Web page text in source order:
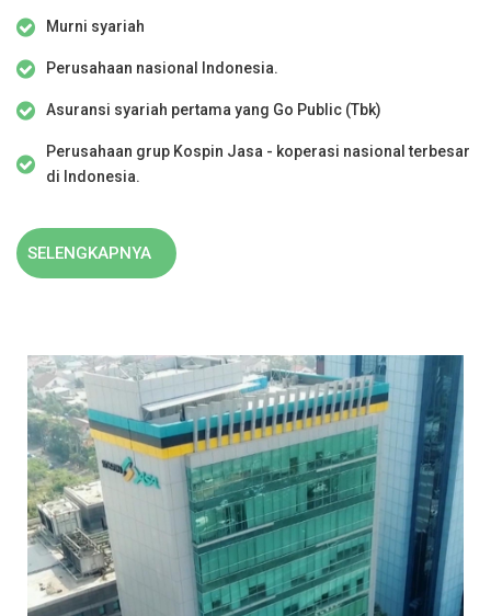
Murni syariah
Perusahaan nasional Indonesia.
Asuransi syariah pertama yang Go Public (Tbk)
Perusahaan grup Kospin Jasa - koperasi nasional terbesar
di Indonesia.
SELENGKAPNYA